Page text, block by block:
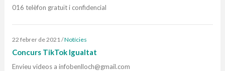
016 telèfon gratuït i confidencial
22 febrer de 2021/Notícies
Concurs TikTok Igualtat
Envieu videos a infobenlloch@gmail.com